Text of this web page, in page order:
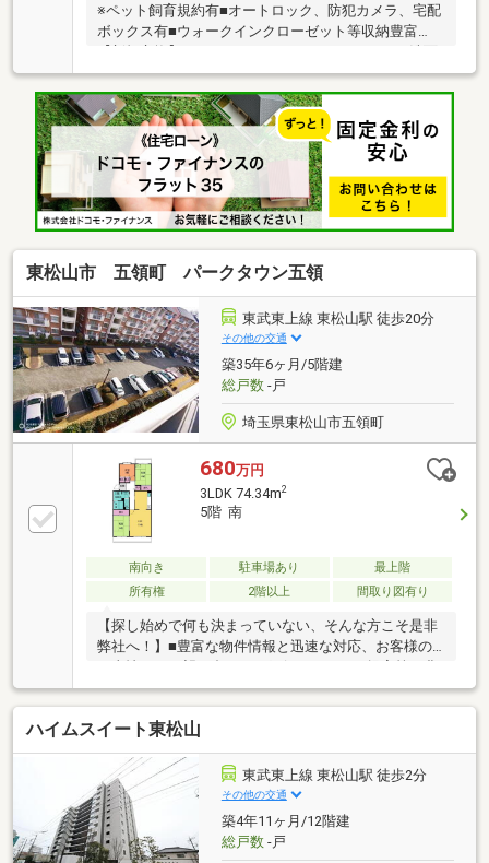
※ペット飼育規約有■オートロック、防犯カメラ、宅配
ボックス有■ウォークインクローゼット等収納豊富
【新規交換】システムキッチン、ユニットバス、洗面
化粧台、トイレ、建具【新規張替】クロス全室、床材
【その他】ハウスクリーニング【周辺環境】・松山第
一小学校、松山中学校…徒歩16分・メガセンタートラ
イアル…徒歩2分・ローソン徒歩2分・サンドラッグ…徒
歩4分～随時ご案内対応！住宅ローンのご相談も賜り
ます～頭金や諸費用を始め、計画的な月々のお支払い
に至るまで、丁寧にご説明させて頂きます。また提携
銀行にて住宅ローン金利の大幅優遇もございます。お
東松山市 五領町 パークタウン五領
東武東上線 東松山駅 徒歩20分
その他の交通
築35年6ヶ月/5階建
総戸数-戸
埼玉県東松山市五領町
680万円
3LDK 74.34m2
5階 南
南向き 駐車場あり
最上階
所有権
2階以上 間取り図有り
【探し始めで何も決まっていない、そんな方こそ是非
弊社へ！】■豊富な物件情報と迅速な対応、お客様の
富なお取引実績に裏付された対応と総合力でお手伝い
させて頂きます。ネットに掲載出来ない情報も多数あ
ります！■ＷＥＢ内覧、動画・オンライン案内にも対
応しています！ ■店舗には駐車場完備、キッズスペー
スもございますので、小さなお子様連れでも安心して
お越し下さい！■自社工事部による追加工事、リフォ
ーム工事可能！安心安全の無料住宅診断も可能です！
■ご所有不動産の査定やご売却もお気軽にご相談下さ
い！大切な資産、よりご納得頂ける提案を致します！
ハイムスイート東松山
東武東上線 東松山駅 徒歩2分
その他の交通
築4年11ヶ月/12階建
総戸数-戸